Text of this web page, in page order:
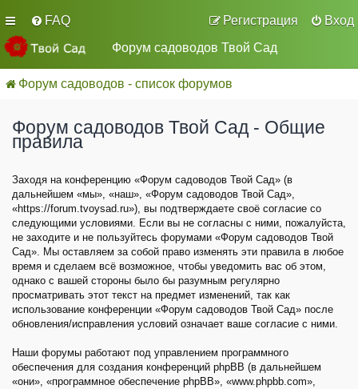
FAQ Вход
Регистрация
Форум садоводов Твой Сад
Форум садоводов - список форумов
Форум садоводов Твой Сад - Общие
правила
Заходя на конференцию «Форум садоводов Твой Сад» (в
дальнейшем «мы», «наш», «Форум садоводов Твой Сад»,
«https://forum.tvoysad.ru»), вы подтверждаете своё согласие со
следующими условиями. Если вы не согласны с ними, пожалуйста,
не заходите и не пользуйтесь форумами «Форум садоводов Твой
Сад». Мы оставляем за собой право изменять эти правила в любое
время и сделаем всё возможное, чтобы уведомить вас об этом,
однако с вашей стороны было бы разумным регулярно
просматривать этот текст на предмет изменений, так как
использование конференции «Форум садоводов Твой Сад» после
обновления/исправления условий означает ваше согласие с ними.
Наши форумы работают под управлением программного
обеспечения для создания конференций phpBB (в дальнейшем
«они», «программное обеспечение phpBB», «www.phpbb.com»,